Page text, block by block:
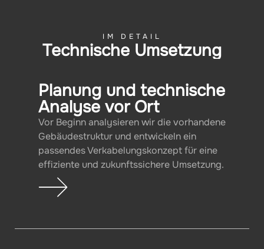
IM DETAIL
Technische Umsetzung
Planung und technische
Analyse vor Ort
Vor Beginn analysieren wir die vorhandene
Gebäudestruktur und entwickeln ein
passendes Verkabelungskonzept für eine
effiziente und zukunftssichere Umsetzung.